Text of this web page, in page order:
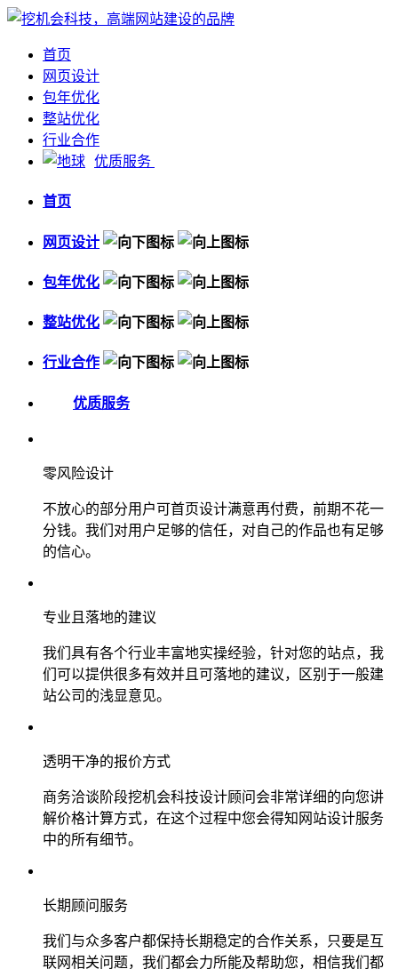
首页
网页设计
包年优化
整站优化
行业合作
优质服务
首页
网页设计
包年优化
整站优化
行业合作
优质服务
零风险设计
不放心的部分用户可首页设计满意再付费，前期不花一
分钱。我们对用户足够的信任，对自己的作品也有足够
的信心。
专业且落地的建议
我们具有各个行业丰富地实操经验，针对您的站点，我
们可以提供很多有效并且可落地的建议，区别于一般建
站公司的浅显意见。
透明干净的报价方式
商务洽谈阶段挖机会科技设计顾问会非常详细的向您讲
解价格计算方式，在这个过程中您会得知网站设计服务
中的所有细节。
长期顾问服务
我们与众多客户都保持长期稳定的合作关系，只要是互
联网相关问题，我们都会力所能及帮助您，相信我们都